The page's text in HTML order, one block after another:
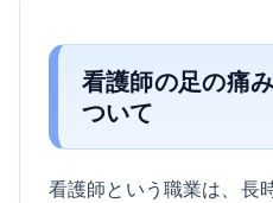
看護師の足の痛
ついて
看護師という職業は、長